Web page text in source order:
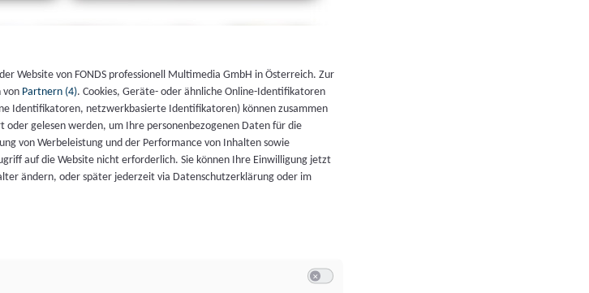
Website von FONDS professionell Multimedia GmbH in Österreich. Zur
von Partnern (4). Cookies, Geräte- oder ähnliche Online-Identifikatoren
Identifikatoren, netzwerkbasierte Identifikatoren) können zusammen
gelesen werden, um Ihre personenbezogenen Daten für die
von Werbeleistung und der Performance von Inhalten sowie
auf die Website nicht erforderlich. Sie können Ihre Einwilligung jetzt
ändern, oder später jederzeit via Datenschutzerklärung oder im